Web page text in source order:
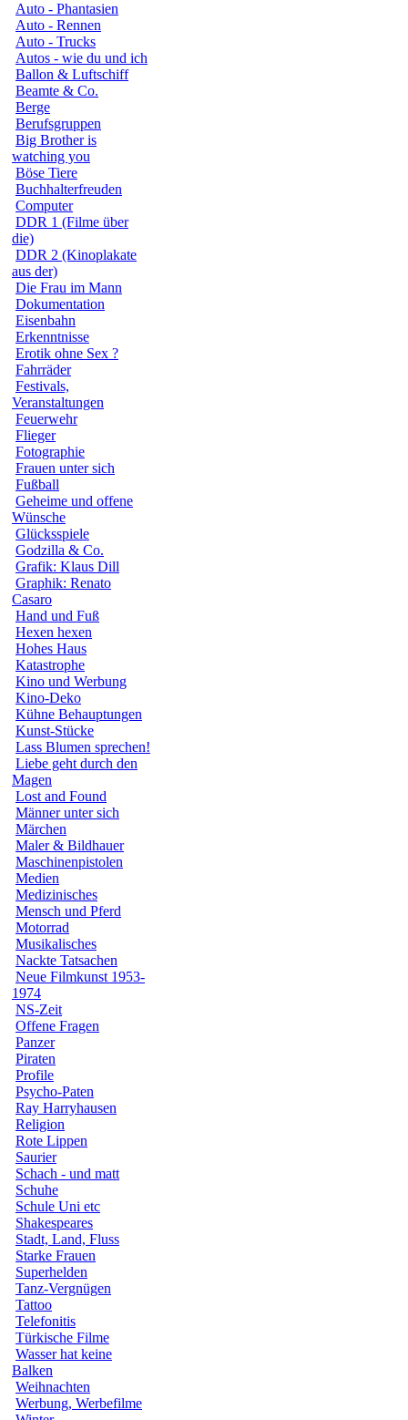
Auto - Phantasien
Auto - Rennen
Auto - Trucks
Autos - wie du und ich
Ballon & Luftschiff
Beamte & Co.
Berge
Berufsgruppen
Big Brother is
watching you
Böse Tiere
Buchhalterfreuden
Computer
DDR 1 (Filme über
die)
DDR 2 (Kinoplakate
aus der)
Die Frau im Mann
Dokumentation
Eisenbahn
Erkenntnisse
Erotik ohne Sex ?
Fahrräder
Festivals,
Veranstaltungen
Feuerwehr
Flieger
Fotographie
Frauen unter sich
Fußball
Geheime und offene
Wünsche
Glücksspiele
Godzilla & Co.
Grafik: Klaus Dill
Graphik: Renato
Casaro
Hand und Fuß
Hexen hexen
Hohes Haus
Katastrophe
Kino und Werbung
Kino-Deko
Kühne Behauptungen
Kunst-Stücke
Lass Blumen sprechen!
Liebe geht durch den
Magen
Lost and Found
Männer unter sich
Märchen
Maler & Bildhauer
Maschinenpistolen
Medien
Medizinisches
Mensch und Pferd
Motorrad
Musikalisches
Nackte Tatsachen
Neue Filmkunst 1953-
1974
NS-Zeit
Offene Fragen
Panzer
Piraten
Profile
Psycho-Paten
Ray Harryhausen
Religion
Rote Lippen
Saurier
Schach - und matt
Schuhe
Schule Uni etc
Shakespeares
Stadt, Land, Fluss
Starke Frauen
Superhelden
Tanz-Vergnügen
Tattoo
Telefonitis
Türkische Filme
Wasser hat keine
Balken
Weihnachten
Werbung, Werbefilme